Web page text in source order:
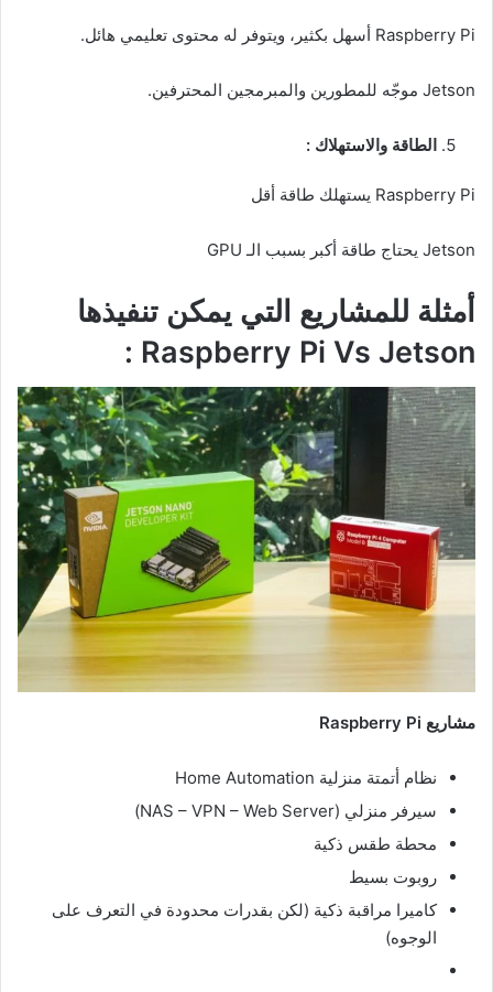
Raspberry Pi أسهل بكثير، ويتوفر له محتوى تعليمي هائل.
Jetson موجّه للمطورين والمبرمجين المحترفين.
الطاقة والاستهلاك :
Raspberry Pi يستهلك طاقة أقل
Jetson يحتاج طاقة أكبر بسبب الـ GPU
أمثلة للمشاريع التي يمكن تنفيذها
Raspberry Pi Vs Jetson :
مشاريع Raspberry Pi
نظام أتمتة منزلية Home Automation
سيرفر منزلي (NAS – VPN – Web Server)
محطة طقس ذكية
روبوت بسيط
كاميرا مراقبة ذكية (لكن بقدرات محدودة في التعرف على
الوجوه)